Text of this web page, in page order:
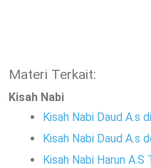
Materi Terkait:
Kisah Nabi
Kisah Nabi Daud A.s
Kisah Nabi Daud A.s
Kisah Nabi Harun